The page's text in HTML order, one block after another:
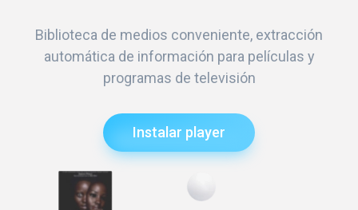
Biblioteca de medios conveniente, extracción
automática de información para películas y
programas de televisión
Instalar player